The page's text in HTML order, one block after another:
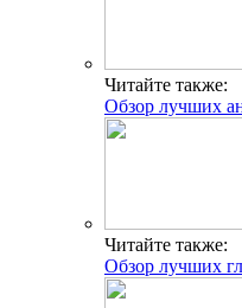
Читайте также:
Обзор лучших
Читайте также:
Обзор лучших